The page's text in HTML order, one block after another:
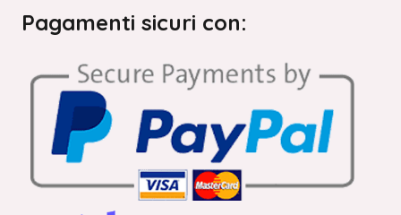
Pagamenti sicuri con: